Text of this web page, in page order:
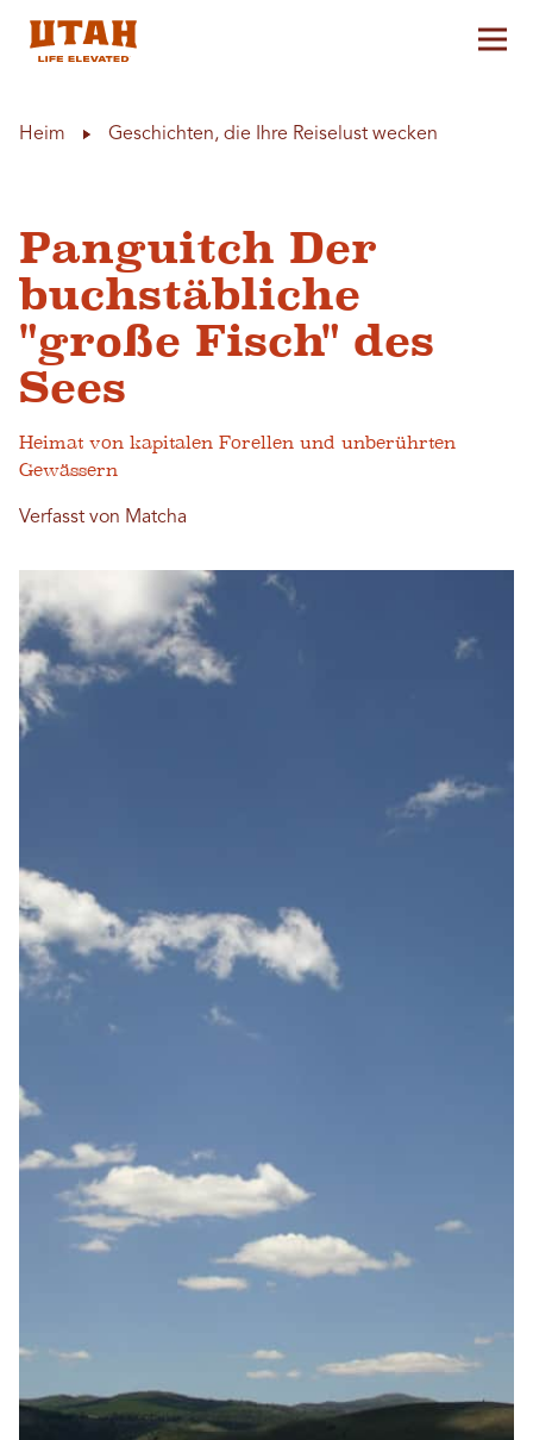
Heim Geschichten, die Ihre Reiselust wecken
Panguitch Der
buchstäbliche
"große Fisch" des
Sees
Heimat von kapitalen Forellen und unberührten
Gewässern
Verfasst von Matcha